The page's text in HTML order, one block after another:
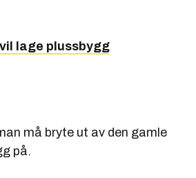
lage plussbygg
må bryte ut av den gamle
på.